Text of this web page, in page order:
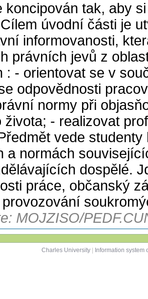
koncipován tak, aby
úvodní části je
informovanosti,
právních jevů z
: - orientovat se v
odpovědnosti
normy při
života; - realizovat
vede
a normách
dospělé.
práce, občanský
MOJZISO/
Charles University
Information